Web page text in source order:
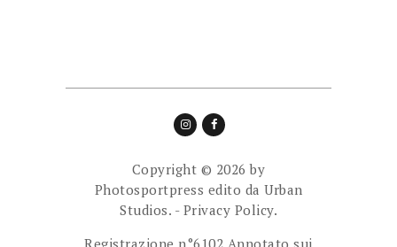
Copyright © 2026 by
Photosportpress edito da Urban
Studios. - Privacy Policy.
Registrazione n°6102 Annotato sui